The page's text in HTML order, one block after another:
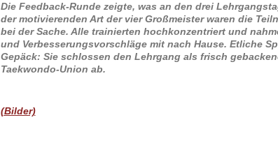
Die Feedback-Runde zeigte, was an den drei
der motivierenden Art der vier Großmeister waren die
bei der Sache. Alle trainierten hochkonzentriert und
und Verbesserungsvorschläge mit nach Hause. Etliche
Gepäck: Sie schlossen den Lehrgang als frisch
Taekwondo-Union ab.
(Bilder)